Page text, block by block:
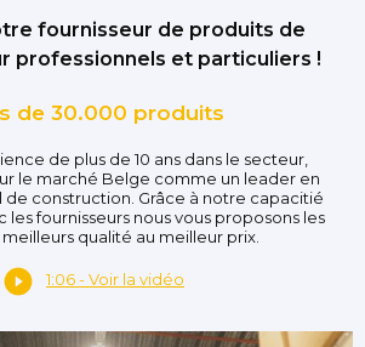
fournisseur de produits de
professionnels et particuliers !
de 30.000 produits
de plus de 10 ans dans le secteur,
le marché Belge comme un leader en
construction. Grâce à notre capacitié
fournisseurs nous vous proposons les
qualité au meilleur prix.
1:06 - Voir la vidéo